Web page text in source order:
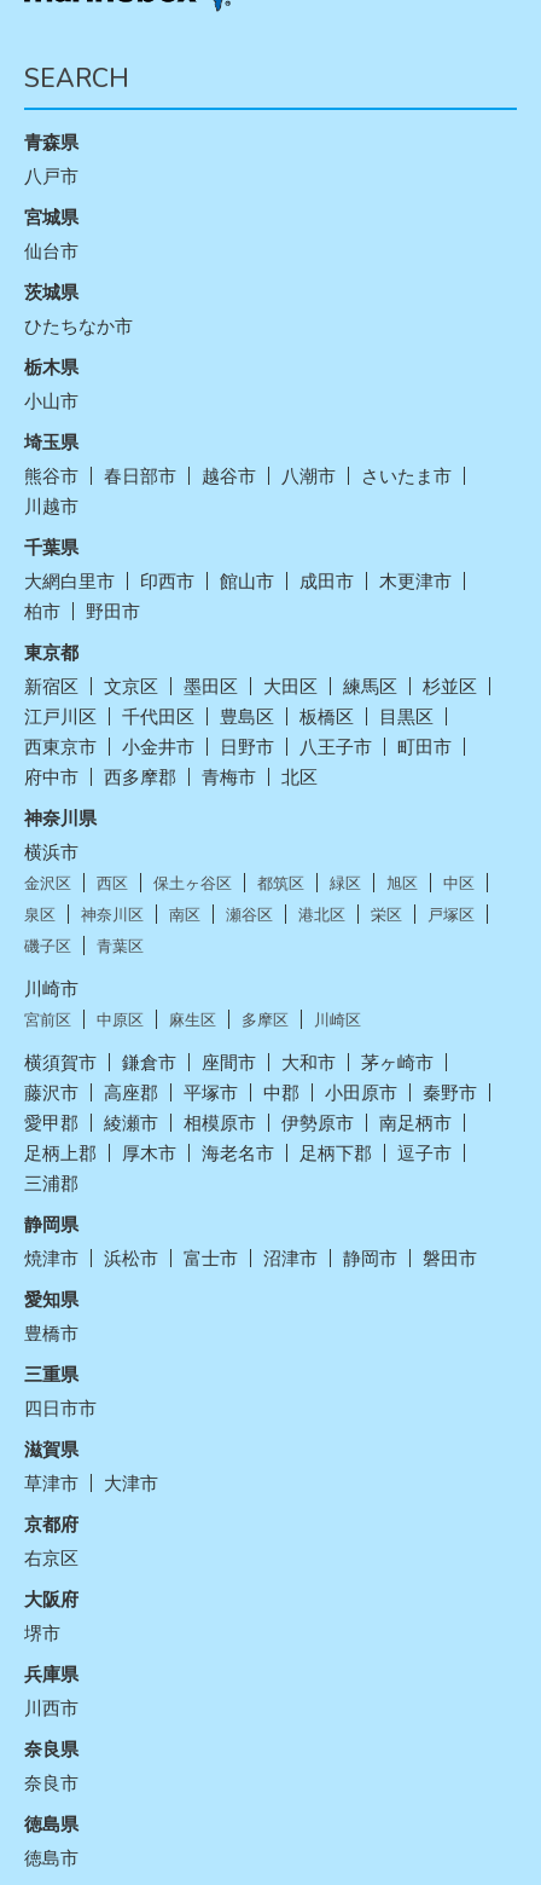
SEARCH
青森県
八戸市
宮城県
仙台市
茨城県
ひたちなか市
栃木県
小山市
埼玉県
熊谷市
春日部市 越谷市 八潮市
さいたま市
川越市
千葉県
大網白里市
印西市 館山市 成田市
木更津市
柏市
野田市
東京都
新宿区
文京区 墨田区 大田区 練馬区
杉並区
江戸川区
千代田区 豊島区 板橋区
目黒区
西東京市
小金井市 日野市 八王子市
町田市
府中市
西多摩郡 青梅市
北区
神奈川県
横浜市
金沢区 西区 保土ヶ谷区 都筑区 緑区 旭区
中区
泉区
神奈川区 南区 瀬谷区 港北区 栄区
戸塚区
磯子区
青葉区
川崎市
宮前区 中原区 麻生区 多摩区 川崎区
横須賀市 鎌倉市 座間市 大和市
茅ヶ崎市
藤沢市
高座郡 平塚市 中郡 小田原市
秦野市
愛甲郡
綾瀬市 相模原市 伊勢原市
南足柄市
足柄上郡
厚木市 海老名市 足柄下郡
逗子市
三浦郡
静岡県
焼津市
浜松市 富士市 沼津市 静岡市
磐田市
愛知県
豊橋市
三重県
四日市市
滋賀県
草津市
大津市
京都府
右京区
大阪府
堺市
兵庫県
川西市
奈良県
奈良市
徳島県
徳島市